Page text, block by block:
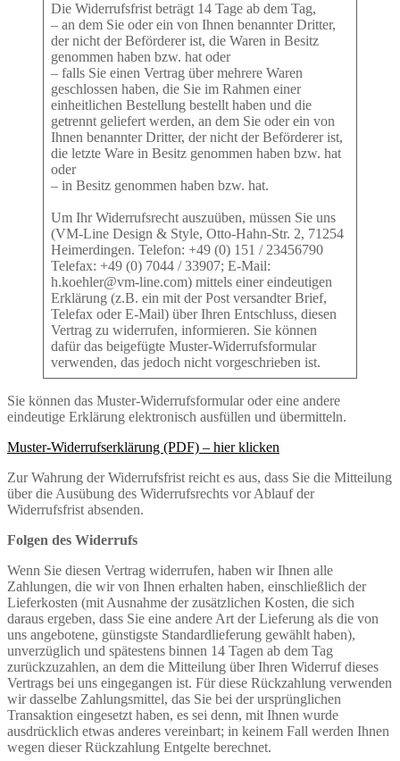
Die Widerrufsfrist beträgt 14 Tage ab dem Tag,
– an dem Sie oder ein von Ihnen benannter Dritter,
der nicht der Beförderer ist, die Waren in Besitz
genommen haben bzw. hat oder
– falls Sie einen Vertrag über mehrere Waren
geschlossen haben, die Sie im Rahmen einer
einheitlichen Bestellung bestellt haben und die
getrennt geliefert werden, an dem Sie oder ein von
Ihnen benannter Dritter, der nicht der Beförderer ist,
die letzte Ware in Besitz genommen haben bzw. hat
oder
– in Besitz genommen haben bzw. hat.
Um Ihr Widerrufsrecht auszuüben, müssen Sie uns
(VM-Line Design & Style, Otto-Hahn-Str. 2, 71254
Heimerdingen. Telefon: +49 (0) 151 / 23456790
Telefax: +49 (0) 7044 / 33907; E-Mail:
h.koehler@vm-line.com) mittels einer eindeutigen
Erklärung (z.B. ein mit der Post versandter Brief,
Telefax oder E-Mail) über Ihren Entschluss, diesen
Vertrag zu widerrufen, informieren. Sie können
dafür das beigefügte Muster-Widerrufsformular
verwenden, das jedoch nicht vorgeschrieben ist.
Sie können das Muster-Widerrufsformular oder eine andere
eindeutige Erklärung elektronisch ausfüllen und übermitteln.
Muster-Widerrufserklärung (PDF) – hier klicken
Zur Wahrung der Widerrufsfrist reicht es aus, dass Sie die Mitteilung
über die Ausübung des Widerrufsrechts vor Ablauf der
Widerrufsfrist absenden.
Folgen des Widerrufs
Wenn Sie diesen Vertrag widerrufen, haben wir Ihnen alle
Zahlungen, die wir von Ihnen erhalten haben, einschließlich der
Lieferkosten (mit Ausnahme der zusätzlichen Kosten, die sich
daraus ergeben, dass Sie eine andere Art der Lieferung als die von
uns angebotene, günstigste Standardlieferung gewählt haben),
unverzüglich und spätestens binnen 14 Tagen ab dem Tag
zurückzuzahlen, an dem die Mitteilung über Ihren Widerruf dieses
Vertrags bei uns eingegangen ist. Für diese Rückzahlung verwenden
wir dasselbe Zahlungsmittel, das Sie bei der ursprünglichen
Transaktion eingesetzt haben, es sei denn, mit Ihnen wurde
ausdrücklich etwas anderes vereinbart; in keinem Fall werden Ihnen
wegen dieser Rückzahlung Entgelte berechnet.